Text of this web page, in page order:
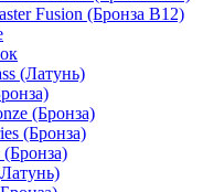
Fusion (Бронза B12)
(Латунь)
(Бронза)
(Бронза)